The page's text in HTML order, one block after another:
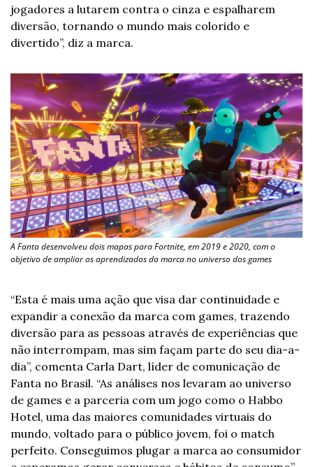
jogadores a lutarem contra o cinza e espalharem
diversão, tornando o mundo mais colorido e
divertido”, diz a marca.
A Fanta desenvolveu dois mapas para Fortnite, em 2019 e 2020, com o
objetivo de ampliar os aprendizados da marca no universo dos games
“Esta é mais uma ação que visa dar continuidade e
expandir a conexão da marca com games, trazendo
diversão para as pessoas através de experiências que
não interrompam, mas sim façam parte do seu dia-a-
dia”, comenta Carla Dart, líder de comunicação de
Fanta no Brasil. “As análises nos levaram ao universo
de games e a parceria com um jogo como o Habbo
Hotel, uma das maiores comunidades virtuais do
mundo, voltado para o público jovem, foi o match
perfeito. Conseguimos plugar a marca ao consumidor